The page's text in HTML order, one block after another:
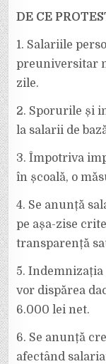
DE CE
1. Salariile
preuniversitar
zile.
2. Sporurile și
la salarii de
3. Împotriva
în școală, o
4. Se anunță
pe așa-zise
transparență
5.
vor dispărea
6.000 lei net.
6. Se anunță
afectând